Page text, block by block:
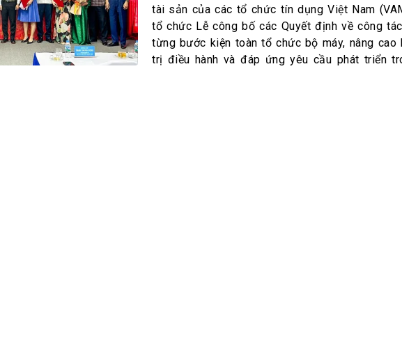
Đấu giá tài sản
Thanh toán –Thẻ
Nhà quản trị
tài sản của các tổ chức tín dụng Việt Nam
tổ chức Lễ công bố các Quyết định về công
từng bước kiện toàn tổ chức bộ máy, nâng cao
trị điều hành và đáp ứng yêu cầu phát triển